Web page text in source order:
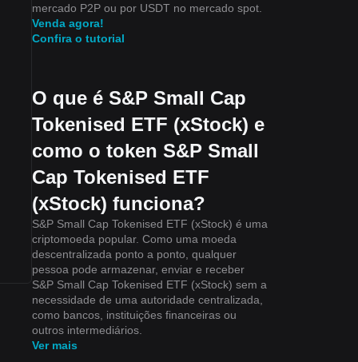
mercado P2P ou por USDT no mercado spot.
Venda agora!
Confira o tutorial
O que é S&P Small Cap
Tokenised ETF (xStock) e
como o token S&P Small
Cap Tokenised ETF
(xStock) funciona?
S&P Small Cap Tokenised ETF (xStock) é uma
criptomoeda popular. Como uma moeda
descentralizada ponto a ponto, qualquer
pessoa pode armazenar, enviar e receber
S&P Small Cap Tokenised ETF (xStock) sem a
necessidade de uma autoridade centralizada,
como bancos, instituições financeiras ou
outros intermediários.
Ver mais